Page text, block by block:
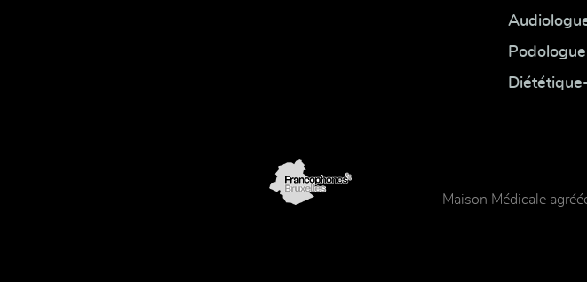
Podologue
Maison Médicale